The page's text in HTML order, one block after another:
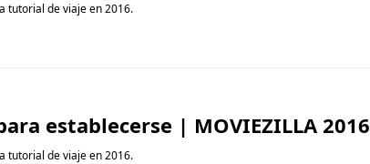
tutorial de viaje en 2016.
establecerse | MOVIEZILLA 2016
tutorial de viaje en 2016.
Action Cam Tool